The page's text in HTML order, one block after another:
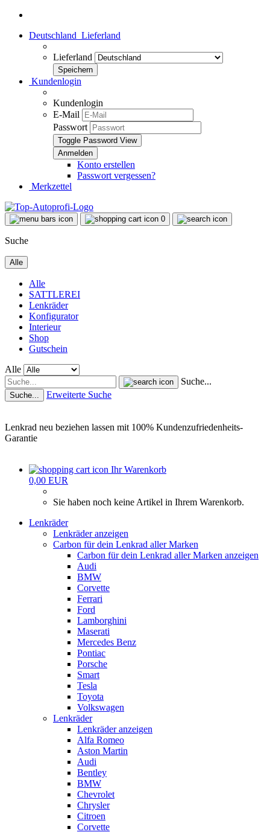
Deutschland Lieferland
Lieferland
Kundenlogin
Kundenlogin
E-Mail
Passwort
Toggle Password View
Konto erstellen
Passwort vergessen?
Merkzettel
0
Suche
Alle
Alle
SATTLEREI
Lenkräder
Konfigurator
Interieur
Shop
Gutschein
Alle
Suche...
Suche... Erweiterte Suche
Lenkrad neu beziehen lassen mit 100% Kundenzufriedenheits-
Garantie
Ihr Warenkorb
0,00 EUR
Sie haben noch keine Artikel in Ihrem Warenkorb.
Lenkräder
Lenkräder anzeigen
Carbon für dein Lenkrad aller Marken
Carbon für dein Lenkrad aller Marken anzeigen
Audi
BMW
Corvette
Ferrari
Ford
Lamborghini
Maserati
Mercedes Benz
Pontiac
Porsche
Smart
Tesla
Toyota
Volkswagen
Lenkräder
Lenkräder anzeigen
Alfa Romeo
Aston Martin
Audi
Bentley
BMW
Chevrolet
Chrysler
Citroen
Corvette